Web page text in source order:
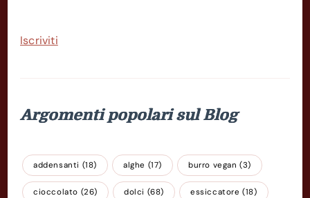
Iscriviti
Argomenti popolari sul Blog
addensanti (18) alghe (17) burro vegan (3)
cioccolato (26) dolci (68) essiccatore (18)